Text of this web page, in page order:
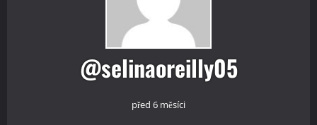
@selinaoreilly05
před 6 měsíci